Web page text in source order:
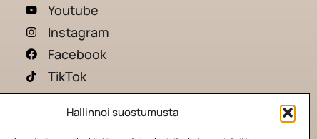
Hallinnoi suostumusta
Youtube
Instagram
Facebook
TikTok